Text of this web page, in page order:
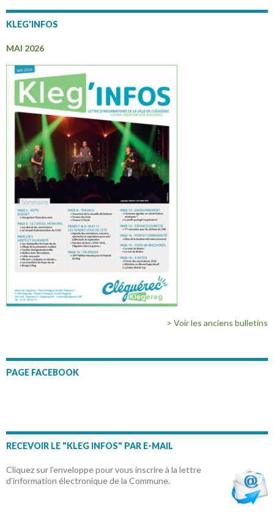
KLEG'INFOS
MAI 2026
> Voir les anciens bulletins
PAGE FACEBOOK
RECEVOIR LE "KLEG INFOS" PAR E-MAIL
Cliquez sur l’enveloppe pour vous inscrire à la lettre
d’information électronique de la Commune.